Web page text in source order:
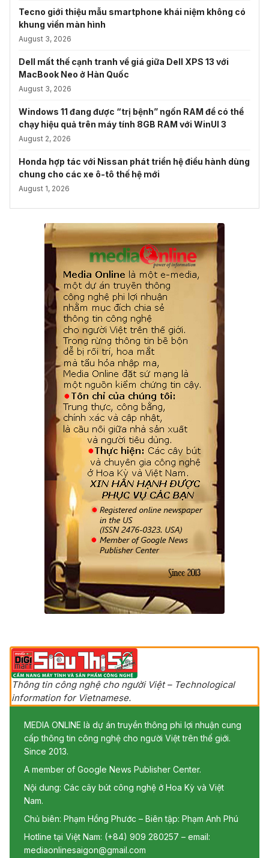
Tecno giới thiệu mẫu smartphone khái niệm không có
khung viền màn hình
August 3, 2026
Dell mất thế cạnh tranh về giá giữa Dell XPS 13 với
MacBook Neo ở Hàn Quốc
August 3, 2026
Windows 11 đang được “trị bệnh” ngốn RAM để có thể
chạy hiệu quả trên máy tính 8GB RAM với WinUI 3
August 2, 2026
Honda hợp tác với Nissan phát triển hệ điều hành dùng
chung cho các xe ô-tô thế hệ mới
August 1, 2026
Thông tin công nghệ cho người Việt – Technological
information for Vietnamese.
MEDIA ONLINE là dự án truyền thông phi lợi nhuận cung
cấp thông tin công nghệ cho người Việt trên thế giới.
Since 2013.
A member of Google News Publisher Center.
Nội dung: Các cây bút công nghệ ở Hoa Kỳ và Việt
Nam.
Chủ biên: Phạm Hồng Phước – Biên tập: Phạm Anh Phú
Hotline tại Việt Nam: (+84) 909 280257 – email:
mediaonlinesaigon@gmail.com